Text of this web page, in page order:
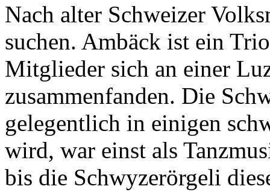
Nach alter Schweizer
suchen. Ambäck ist ein
Mitglieder sich an einer
zusammenfanden. Die
gelegentlich in einigen
wird, war einst als
bis die Schwyzerörgeli